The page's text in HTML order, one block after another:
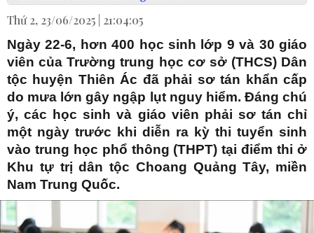
Thứ 2, 23/06/2025 | 21:04:05
Ngày 22-6, hơn 400 học sinh lớp 9 và 30 giáo
viên của Trường trung học cơ sở (THCS) Dân
tộc huyện Thiên Ác đã phải sơ tán khẩn cấp
do mưa lớn gây ngập lụt nguy hiểm. Đáng chú
ý, các học sinh và giáo viên phải sơ tán chỉ
một ngày trước khi diễn ra kỳ thi tuyển sinh
vào trung học phổ thông (THPT) tại điểm thi ở
Khu tự trị dân tộc Choang Quảng Tây, miền
Nam Trung Quốc.